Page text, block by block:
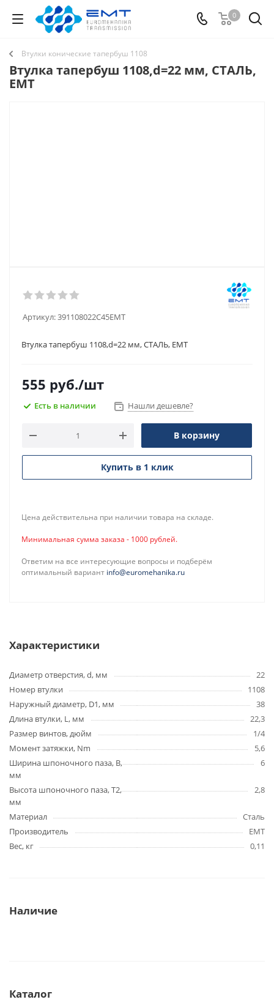
0
Втулки конические тапербуш 1108
Втулка тапербуш 1108,d=22 мм, СТАЛЬ,
EMT
Артикул:391108022C45EMT
Втулка тапербуш 1108,d=22 мм, СТАЛЬ, ЕМТ
555 руб./шт
Есть в наличии Нашли дешевле?
В корзину
Купить в 1 клик
Цена действительна при наличии товара на складе.
Минимальная сумма заказа - 1000 рублей.
Ответим на все интересующие вопросы и подберём
оптимальный вариант info@euromehanika.ru
Характеристики
Диаметр отверстия, d, мм
22
Номер втулки
1108
Наружный диаметр, D1, мм
38
Длина втулки, L, мм
22,3
Размер винтов, дюйм
1/4
Момент затяжки, Nm
5,6
Ширина шпоночного паза, B,
мм
6
Высота шпоночного паза, T2,
мм
2,8
Материал
Сталь
Производитель
EMT
Вес, кг
0,11
Наличие
Каталог